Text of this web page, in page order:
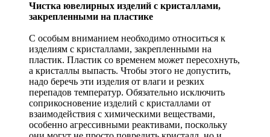
Чистка ювелирных изделий с кристаллами,
закрепленными на пластике
С особым вниманием необходимо относиться к
изделиям с кристаллами, закрепленными на
пластик. Пластик со временем может пересохнуть,
а кристаллы выпасть. Чтобы этого не допустить,
надо беречь эти изделия от влаги и резких
перепадов температур. Обязательно исключить
соприкосновение изделий с кристаллами от
взаимодействия с химическими веществами,
особенно агрессивными реактивами, поскольку